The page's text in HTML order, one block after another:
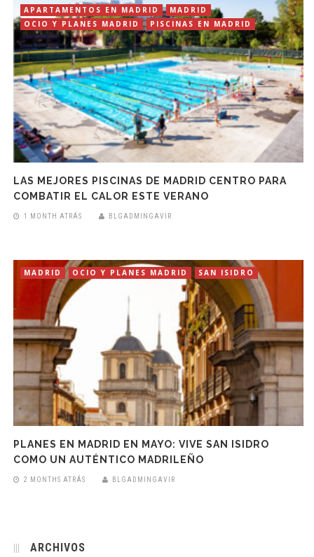
APARTAMENTOS EN MADRID
MADRID
OCIO Y PLANES MADRID
PISCINAS EN MADRID
LAS MEJORES PISCINAS DE MADRID CENTRO PARA
COMBATIR EL CALOR ESTE VERANO
1 MONTH ATRÁS BLGADMINGAVIR
MADRID OCIO Y PLANES MADRID SAN ISIDRO
PLANES EN MADRID EN MAYO: VIVE SAN ISIDRO
COMO UN AUTÉNTICO MADRILEÑO
2 MONTHS ATRÁS BLGADMINGAVIR
ARCHIVOS